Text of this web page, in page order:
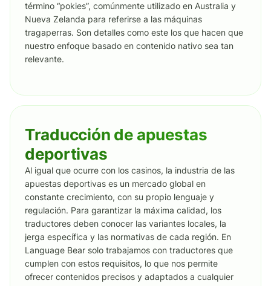
término “pokies”, comúnmente utilizado en Australia y
Nueva Zelanda para referirse a las máquinas
tragaperras. Son detalles como este los que hacen que
nuestro enfoque basado en contenido nativo sea tan
relevante.
Traducción de apuestas
deportivas
Al igual que ocurre con los casinos, la industria de las
apuestas deportivas es un mercado global en
constante crecimiento, con su propio lenguaje y
regulación. Para garantizar la máxima calidad, los
traductores deben conocer las variantes locales, la
jerga específica y las normativas de cada región. En
Language Bear solo trabajamos con traductores que
cumplen con estos requisitos, lo que nos permite
ofrecer contenidos precisos y adaptados a cualquier